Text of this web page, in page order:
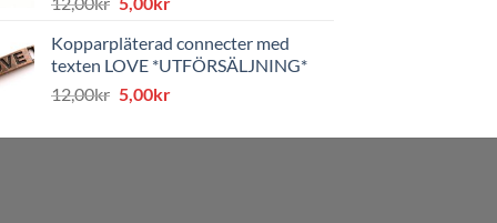
priset
var:
12,00kr.
priset
är:
5,00kr.
Kopparpläterad connecter med
texten LOVE *UTFÖRSÄLJNING*
12,00kr Det
priset
5,00krDet
priset